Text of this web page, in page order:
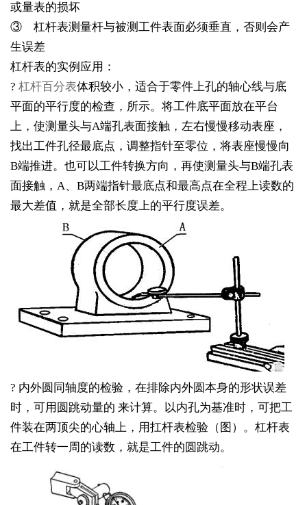
或量表的损坏
③ 杠杆表测量杆与被测工件表面必须垂直，否则会产
生误差
杠杆表的实例应用：
? 杠杆百分表体积较小，适合于零件上孔的轴心线与底
平面的平行度的检查，所示。将工件底平面放在平台
上，使测量头与A端孔表面接触，左右慢慢移动表座，
找出工件孔径最底点，调整指针至零位，将表座慢慢向
B端推进。也可以工件转换方向，再使测量头与B端孔表
面接触，A、B两端指针最底点和最高点在全程上读数的
最大差值，就是全部长度上的平行度误差。
? 内外圆同轴度的检验，在排除内外圆本身的形状误差
时，可用圆跳动量的 来计算。以内孔为基准时，可把工
件装在两顶尖的心轴上，用扛杆表检验（图）。杠杆表
在工件转一周的读数，就是工件的圆跳动。